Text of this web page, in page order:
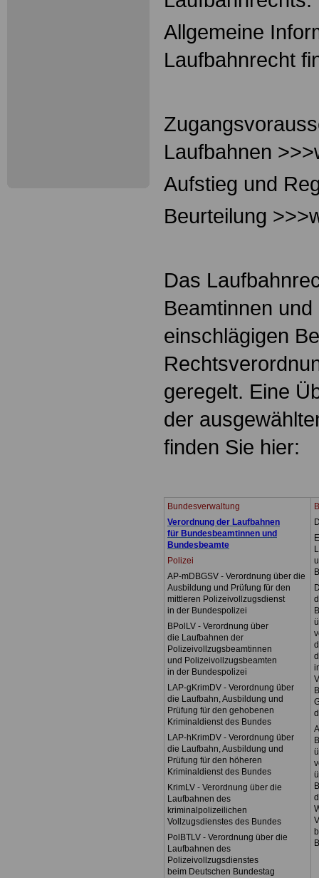
Allgemeine
Laufbahnrecht
Laufbahnen
Aufstieg und
Beurteilung
Das
Beamtinnen
einschlägigen
geregelt. Eine
der
finden Sie hier:
Bundesverwaltung
Verordnung der Laufbahnen
für Bundesbeamtinnen und
Bundesbeamte
Polizei
AP-mDBGSV - Verordnung über die
Ausbildung und Prüfung für den
mittleren Polizeivollzugsdienst
in der Bundespolizei
BPolLV - Verordnung über
die Laufbahnen der
Polizeivollzugsbeamtinnen
und Polizeivollzugsbeamten
in der Bundespolizei
LAP-gKrimDV - Verordnung über
die Laufbahn, Ausbildung und
Prüfung für den gehobenen
Kriminaldienst des Bundes
LAP-hKrimDV - Verordnung über
die Laufbahn, Ausbildung und
Prüfung für den höheren
Kriminaldienst des Bundes
KrimLV - Verordnung über die
Laufbahnen des
kriminalpolizeilichen
Vollzugsdienstes des Bundes
PolBTLV - Verordnung über die
Laufbahnen des
Polizeivollzugsdienstes
beim Deutschen Bundestag